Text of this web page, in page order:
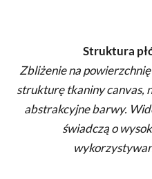
Struktura
Zbliżenie na
strukturę tkaniny canvas,
abstrakcyjne barwy.
świadczą o